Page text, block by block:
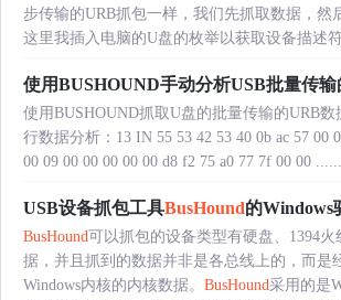
步传输的URB抓包一样，我们先抓取数据，然
这里我插入电脑的U盘的枚举以获取设备描述
使用BUSHOUND手动分析USB批量传
使用BUSHOUND抓取U盘的批量传输的URB
行数据分析：13 IN 55 53 42 53 40 0b ac 57 00
00 09 00 00 00 00 00 d8 f2 75 a0 77 7f 00 00 ......
USB设备抓包工具BusHound的Windows
BusHound可以抓包的设备类型有硬盘、1394火
据，并且抓到的数据并非是各总线上的，而是
Windows内核的内核数据。 BusHound采用的是